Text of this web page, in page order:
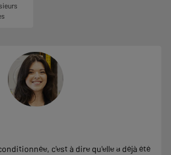
c'est à dire qu'elle a déjà été